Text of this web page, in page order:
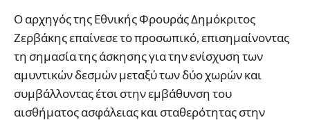
Ο αρχηγός της Εθνικής Φρουράς Δημόκριτος
Ζερβάκης επαίνεσε το προσωπικό, επισημαίνοντας
τη σημασία της άσκησης για την ενίσχυση των
αμυντικών δεσμών μεταξύ των δύο χωρών και
συμβάλλοντας έτσι στην εμβάθυνση του
αισθήματος ασφάλειας και σταθερότητας στην